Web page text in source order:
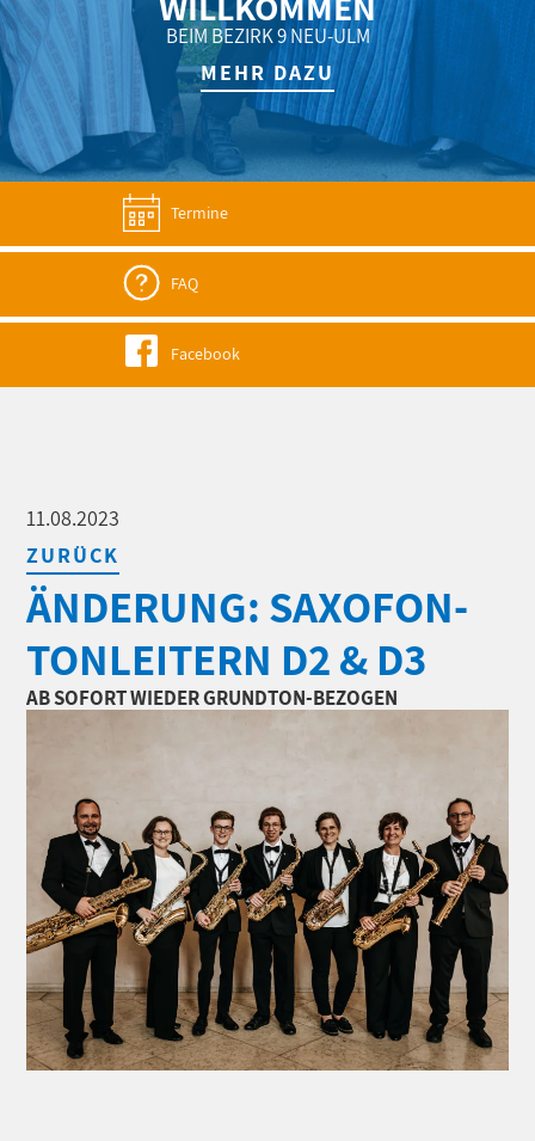
BEIM BEZIRK 9 NEU-ULM
MEHR DAZU
Termine
FAQ
Facebook
11.08.2023
ZURÜCK
ÄNDERUNG: SAXOFON-
TONLEITERN D2 & D3
AB SOFORT WIEDER GRUNDTON-BEZOGEN